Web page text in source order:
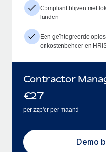
Compliant blijven met
landen
Een geïntegreerde
onkostenbeheer en
Contractor
€27
per zzp'er per maand
Demo